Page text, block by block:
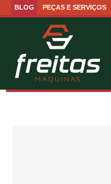
BLOG PEÇAS E SERVIÇOS